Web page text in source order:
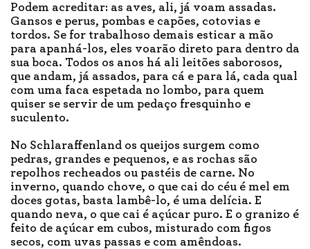
Podem acreditar: as aves, ali, já voam assadas.
Gansos e perus, pombas e capões, cotovias e
tordos. Se for trabalhoso demais esticar a mão
para apanhá-los, eles voarão direto para dentro da
sua boca. Todos os anos há ali leitões saborosos,
que andam, já assados, para cá e para lá, cada qual
com uma faca espetada no lombo, para quem
quiser se servir de um pedaço fresquinho e
suculento.
No Schlaraffenland os queijos surgem como
pedras, grandes e pequenos, e as rochas são
repolhos recheados ou pastéis de carne. No
inverno, quando chove, o que cai do céu é mel em
doces gotas, basta lambê-lo, é uma delícia. E
quando neva, o que cai é açúcar puro. E o granizo é
feito de açúcar em cubos, misturado com figos
secos, com uvas passas e com amêndoas.